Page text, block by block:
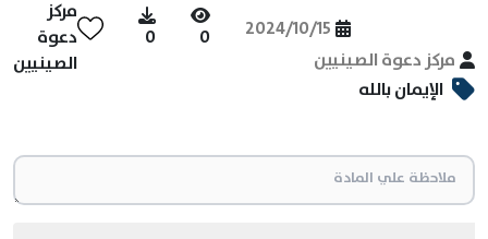
مركز دعوة الصينيين
2024/10/15
0
0
مركز
دعوة
الصينيين
الإيمان بالله